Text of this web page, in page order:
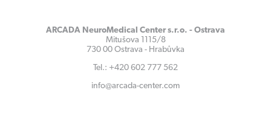
ARCADA NeuroMedical Center s.r.o. - Ostrava
Mitušova 1115/8
730 00 Ostrava - Hrabůvka
Tel.: +420 602 777 562
info@arcada-center.com